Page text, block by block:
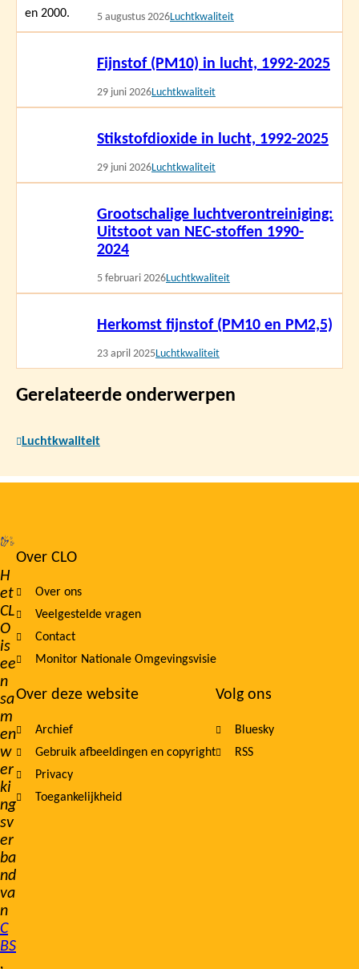
5 augustus 2026Luchtkwaliteit
Fijnstof (PM10) in lucht, 1992-2025
29 juni 2026Luchtkwaliteit
Stikstofdioxide in lucht, 1992-2025
29 juni 2026Luchtkwaliteit
Grootschalige luchtverontreiniging:
Uitstoot van NEC-stoffen 1990-
2024
5 februari 2026Luchtkwaliteit
Herkomst fijnstof (PM10 en PM2,5)
23 april 2025Luchtkwaliteit
Gerelateerde onderwerpen
Luchtkwaliteit
H
et
CL
O
is
ee
n
sa
m
en
w
er
ki
ng
sv
er
ba
nd
va
n
C
BS
,
Footer
navigation
Over CLO
Over ons
Veelgestelde vragen
Contact
Monitor Nationale Omgevingsvisie
Over deze website
Archief
Gebruik afbeeldingen en copyright
Privacy
Toegankelijkheid
Volg ons
Bluesky
RSS